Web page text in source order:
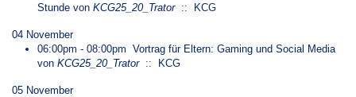
Stunde von KCG25_20_Trator:: KCG
04 November
06:00pm - 08:00pm Vortrag für Eltern: Gaming und Social Media
von KCG25_20_Trator:: KCG
05 November